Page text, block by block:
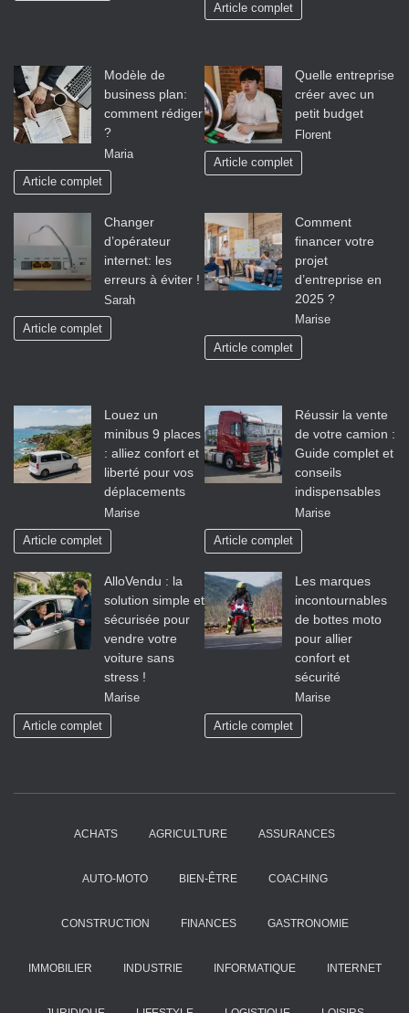
Article complet
Modèle de
business plan:
comment rédiger
?
Maria
Article complet
Quelle entreprise
créer avec un
petit budget
Florent
Article complet
Changer
d’opérateur
internet: les
erreurs à éviter !
Sarah
Article complet
Comment
financer votre
projet
d’entreprise en
2025 ?
Marise
Article complet
Louez un
minibus 9 places
: alliez confort et
liberté pour vos
déplacements
Marise
Article complet
Réussir la vente
de votre camion :
Guide complet et
conseils
indispensables
Marise
Article complet
AlloVendu : la
solution simple et
sécurisée pour
vendre votre
voiture sans
stress !
Marise
Article complet
Les marques
incontournables
de bottes moto
pour allier
confort et
sécurité
Marise
Article complet
ACHATS AGRICULTURE ASSURANCES
AUTO-MOTO BIEN-ÊTRE COACHING
CONSTRUCTION FINANCES GASTRONOMIE
IMMOBILIER INDUSTRIE INFORMATIQUE INTERNET